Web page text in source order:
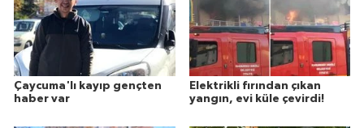
Çaycuma'lı kayıp gençten
haber var
Elektrikli fırından çıkan
yangın, evi küle çevirdi!